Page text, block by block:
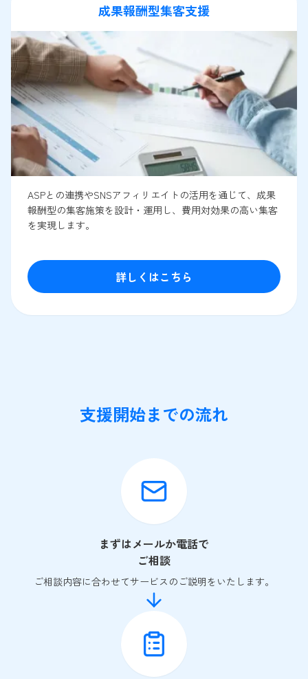
成果報酬型集客支援
ASPとの連携やSNSアフィリエイトの活用を通じて、成果
報酬型の集客施策を設計・運用し、費用対効果の高い集客
を実現します。
詳しくはこちら
支援開始までの流れ
まずはメールか電話で
ご相談
ご相談内容に合わせてサービスのご説明をいたします。